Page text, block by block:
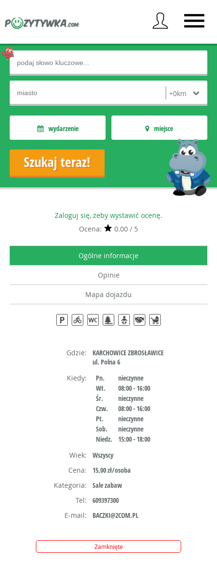
wydarzenie miejsce
Zaloguj się, żeby wystawić ocenę.
Ocena:
0.00 / 5
Ogólne informacje
Opinie
Mapa dojazdu
Gdzie:
KARCHOWICE ZBROSŁAWICE
ul. Polna 6
Kiedy:
Pn.
nieczynne
Wt.
08:00 - 16:00
Śr.
nieczynne
Czw.
08:00 - 16:00
Pt.
nieczynne
Sob.
nieczynne
Niedz.
15:00 - 18:00
Wiek:
Wszyscy
Cena:
15,00 zł/osoba
Kategoria:
Sale zabaw
Tel:
609397300
E-mail:
BACZKI@2COM.PL
Zamknięte